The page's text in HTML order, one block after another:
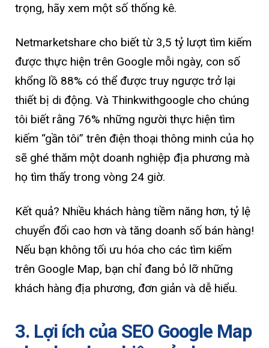
trọng, hãy xem một số thống kê.
Netmarketshare cho biết từ 3,5 tỷ lượt tìm kiếm
được thực hiện trên Google mỗi ngày, con số
khổng lồ 88% có thể được truy ngược trở lại
thiết bị di động. Và Thinkwithgoogle cho chúng
tôi biết rằng 76% những người thực hiện tìm
kiếm “gần tôi” trên điện thoại thông minh của họ
sẽ ghé thăm một doanh nghiệp địa phương mà
họ tìm thấy trong vòng 24 giờ.
Kết quả? Nhiều khách hàng tiềm năng hơn, tỷ lệ
chuyển đổi cao hơn và tăng doanh số bán hàng!
Nếu bạn không tối ưu hóa cho các tìm kiếm
trên Google Map, bạn chỉ đang bỏ lỡ những
khách hàng địa phương, đơn giản và dễ hiểu.
3. Lợi ích của SEO Google Map